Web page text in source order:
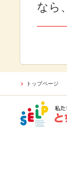
なら
トップページ